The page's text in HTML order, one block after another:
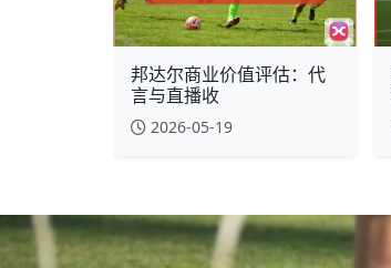
邦达尔商业价值评估：代
言与直播收
2026-05-19